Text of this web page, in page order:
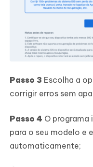
Passo 3 Escolha a
corrigir erros sem
Passo 4 O programa
para o seu modelo e
automaticamente;